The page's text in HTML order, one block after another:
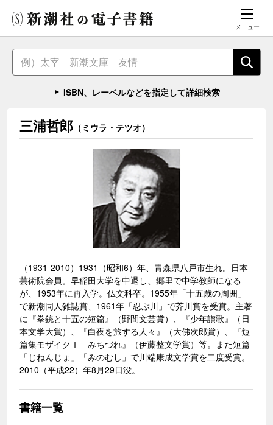
メニュー
ISBN、レーベルなどを指定して詳細検索
三浦哲郎 （ミウラ・テツオ）
（1931-2010）1931（昭和6）年、青森県八戸市生れ。日本
芸術院会員。早稲田大学を中退し、郷里で中学教師になる
が、1953年に再入学。仏文科卒。1955年「十五歳の周囲」
で新潮同人雑誌賞、1961年「忍ぶ川」で芥川賞を受賞。主著
に『拳銃と十五の短篇』（野間文芸賞）、『少年讃歌』（日
本文学大賞）、『白夜を旅する人々』（大佛次郎賞）、『短
篇集モザイクＩ みちづれ』（伊藤整文学賞）等。また短篇
「じねんじょ」「みのむし」で川端康成文学賞を二度受賞。
2010（平成22）年8月29日没。
書籍一覧